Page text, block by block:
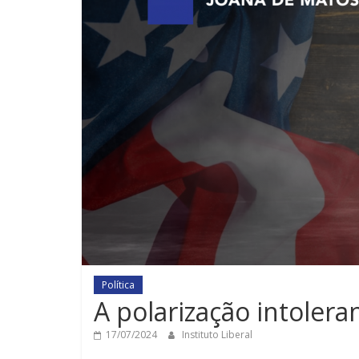
Política
A polarização
17/07/2024 Instituto Liberal